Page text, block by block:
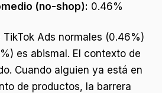
(no-shop): 0.46%
Ads normales (0.46%)
es abismal. El contexto de
Cuando alguien ya está en
de productos, la barrera